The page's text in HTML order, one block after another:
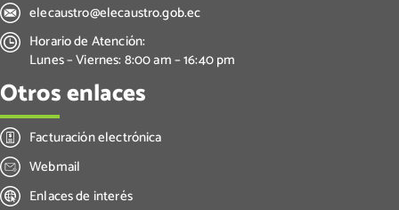
elecaustro@elecaustro.gob.ec
Horario de Atención:
Lunes – Viernes: 8:00 am – 16:40 pm
Otros enlaces
Facturación electrónica
Webmail
Enlaces de interés